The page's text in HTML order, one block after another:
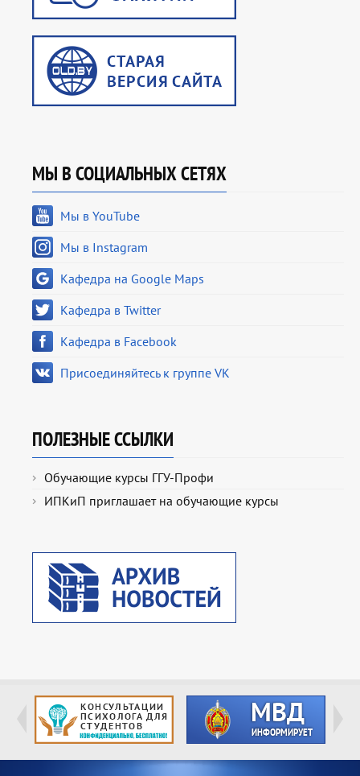
МЫ В СОЦИАЛЬНЫХ СЕТЯХ
Мы в YouTube
Мы в Instagram
Кафедра на Google Maps
Кафедра в Twitter
Кафедра в Facebook
Присоединяйтесь к группе VK
ПОЛЕЗНЫЕ ССЫЛКИ
Обучающие курсы ГГУ-Профи
ИПКиП приглашает на обучающие курсы